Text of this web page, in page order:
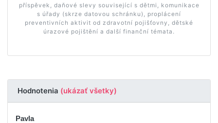
příspěvek, daňové slevy související s dětmi, komunikace
s úřady (skrze datovou schránku), proplácení
preventivních aktivit od zdravotní pojišťovny, dětské
úrazové pojištění a další finanční témata.
Hodnotenia (ukázať všetky)
Pavla